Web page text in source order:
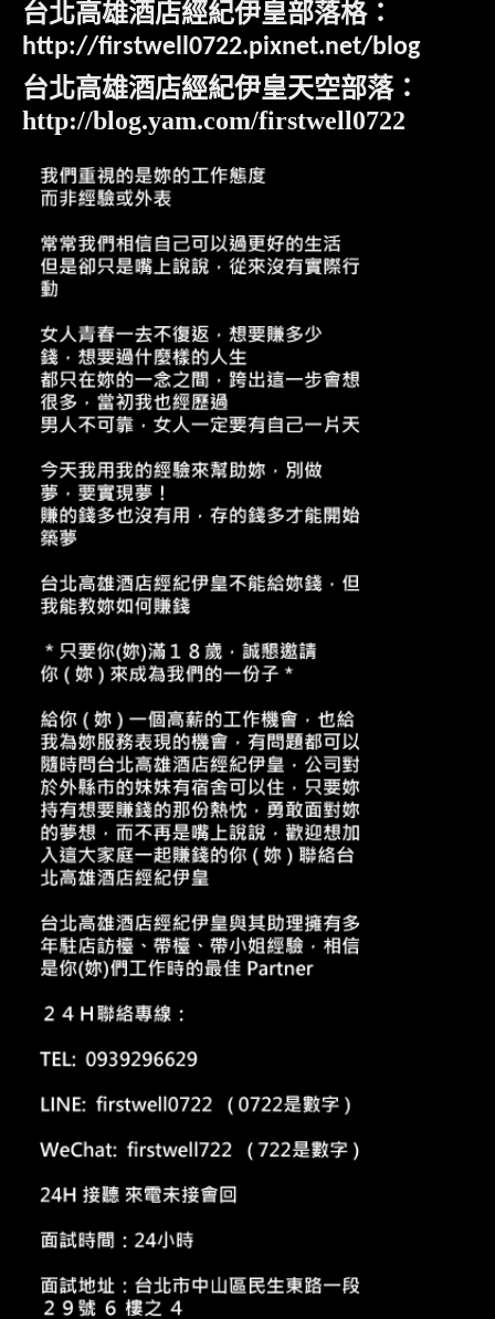
台北高雄酒店經紀伊皇部落格：
http://firstwell0722.pixnet.net/blog
台北高雄酒店經紀伊皇天空部落：
http://blog.yam.com/firstwell0722